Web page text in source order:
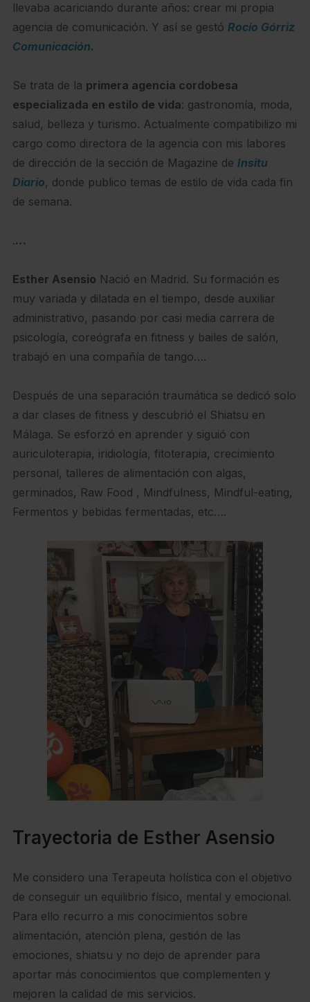
llevaba acariciando durante años: crear mi propia
agencia de comunicación. Y así se gestó Rocío Górriz
Comunicación.
Se trata de la primera agencia cordobesa
especializada en estilo de vida: gastronomía, moda,
salud, belleza y turismo. Actualmente compatibilizo mi
cargo como directora de la agencia con mis labores
de dirección de la sección de Magazine de Insitu
Diario, donde publico temas de estilo de vida cada fin
de semana.
.…
Esther Asensio Nació en Madrid. Su formación es
muy variada y dilatada en el tiempo, desde auxiliar
administrativo, pasando por casi media carrera de
psicología, coreógrafa en fitness y bailes de salón,
trabajó en una compañía de tango….
Después de una separación traumática se dedicó solo
a dar clases de fitness y descubrió el Shiatsu en
Málaga. Se esforzó en aprender y siguió con
auriculoterapia, iridiología, fitoterapia, crecimiento
personal, talleres de alimentación con algas,
germinados, Raw Food , Mindfulness, Mindful-eating,
Fermentos y bebidas fermentadas, etc….
Trayectoria de Esther Asensio
Me considero una Terapeuta holística con el objetivo
de conseguir un equilibrio físico, mental y emocional.
Para ello recurro a mis conocimientos sobre
alimentación, atención plena, gestión de las
emociones, shiatsu y no dejo de aprender para
aportar más conocimientos que complementen y
mejoren la calidad de mis servicios.